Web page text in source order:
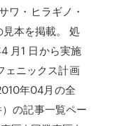
ワ・ヒラギノ・
本を掲載。 処
月1 日から実施
ェニックス計画
年04月の全
の記事一覧ペー